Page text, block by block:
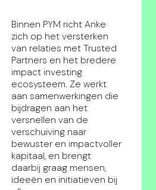
Binnen PYM richt Anke
zich op het versterken
van relaties met Trusted
Partners en het bredere
impact investing
ecosysteem. Ze werkt
aan samenwerkingen die
bijdragen aan het
versnellen van de
verschuiving naar
bewuster en impactvoller
kapitaal, en brengt
daarbij graag mensen,
ideeën en initiatieven bij